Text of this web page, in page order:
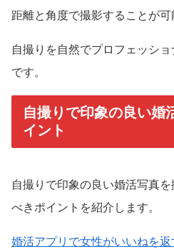
距離と角度で撮影することが可
自撮りを自然でプロフェッシ
です。
自撮りで印象の良い婚
イント
自撮りで印象の良い婚活写真
べきポイントを紹介します。
婚活アプリで女性がいいねを